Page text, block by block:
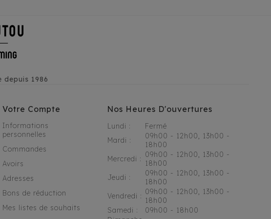
1986
Votre Compte
Informations
personnelles
Commandes
Avoirs
Adresses
Bons de réduction
Mes listes de souhaits
Nos Heures D'ouvertures
Lundi :
Fermé
Mardi :
09h00 - 12h00, 13h00 -
18h00
Mercredi : 09h00 - 12h00, 13h00 -
18h00
Jeudi :
09h00 - 12h00, 13h00 -
18h00
Vendredi : 09h00 - 12h00, 13h00 -
18h00
Samedi :
09h00 - 18h00